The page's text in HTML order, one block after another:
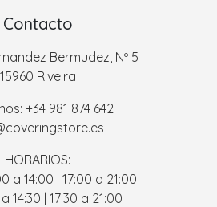
Contacto
Bermudez, Nº 5
15960 Riveira
+34 981 874 642
HORARIOS:
a 14:00 | 17:00 a 21:00
14:30 | 17:30 a 21:00